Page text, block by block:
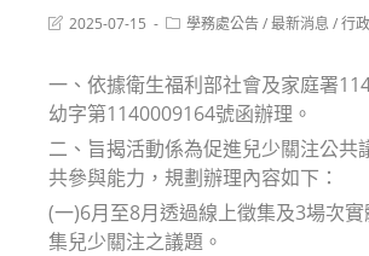
Post2025-07-15
Post學務處公告/最新消息 /行
一、依據衛生福利部社會及家庭署
幼字第1140009164號函辦理。
二、旨揭活動係為促進兒少關注公共
共參與能力，規劃辦理內容如下：
(一)6月至8月透過線上徵集及3場次
集兒少關注之議題。